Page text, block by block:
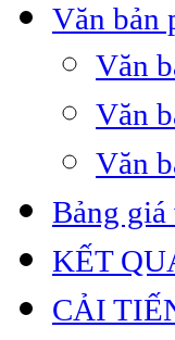
Văn bản
Văn
Văn
Văn
Bảng
KẾT
CẢI